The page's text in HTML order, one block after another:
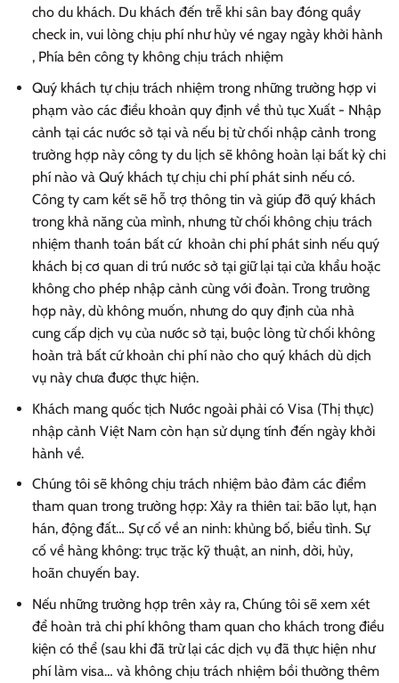
cho du khách. Du khách đến trễ khi sân bay đóng quầy
check in, vui lòng chịu phí như hủy vé ngay ngày khởi hành
, Phía bên công ty không chịu trách nhiệm
Quý khách tự chịu trách nhiệm trong những trường hợp vi
phạm vào các điều khoản quy định về thủ tục Xuất - Nhập
cảnh tại các nước sở tại và nếu bị từ chối nhập cảnh trong
trường hợp này công ty du lịch sẽ không hoàn lại bất kỳ chi
phí nào và Quý khách tự chịu chi phí phát sinh nếu có.
Công ty cam kết sẽ hỗ trợ thông tin và giúp đỡ quý khách
trong khả năng của mình, nhưng từ chối không chịu trách
nhiệm thanh toán bất cứ khoản chi phí phát sinh nếu quý
khách bị cơ quan di trú nước sở tại giữ lại tại cửa khẩu hoặc
không cho phép nhập cảnh cùng với đoàn. Trong trường
hợp này, dù không muốn, nhưng do quy định của nhà
cung cấp dịch vụ của nước sở tại, buộc lòng từ chối không
hoàn trả bất cứ khoản chi phí nào cho quý khách dù dịch
vụ này chưa được thực hiện.
Khách mang quốc tịch Nước ngoài phải có Visa (Thị thực)
nhập cảnh Việt Nam còn hạn sử dụng tính đến ngày khởi
hành về.
Chúng tôi sẽ không chịu trách nhiệm bảo đảm các điểm
tham quan trong trường hợp: Xảy ra thiên tai: bão lụt, hạn
hán, động đất… Sự cố về an ninh: khủng bố, biểu tình. Sự
cố về hàng không: trục trặc kỹ thuật, an ninh, dời, hủy,
hoãn chuyến bay.
Nếu những trường hợp trên xảy ra, Chúng tôi sẽ xem xét
để hoàn trả chi phí không tham quan cho khách trong điều
kiện có thể (sau khi đã trừ lại các dịch vụ đã thực hiện như
phí làm visa… và không chịu trách nhiệm bồi thường thêm